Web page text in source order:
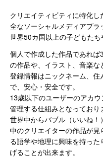
クリエイティビティに特化
全なソーシャルメディアプラ
世界50カ国以上の子どもた
個人で作成した作品であれ
の作品や、イラスト、音楽な
登録情報はニックネーム、
で、安心・安全です。
13歳以下のユーザーのアカ
管理する仕組みとなっており
世界中からバブル（いいね
中のクリエイターの作品が
る語学や地理に興味を持っ
げることが出来ます。